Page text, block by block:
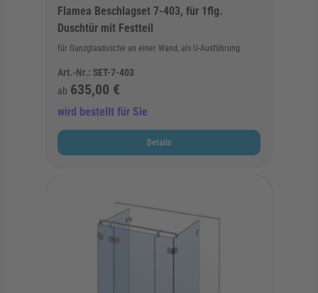
Flamea Beschlagset 7-403, für 1flg.
Duschtür mit Festteil
für Ganzglasdusche an einer Wand, als U-Ausführung
Art.-Nr.: SET-7-403
ab 635,00 €
wird bestellt für Sie
Details